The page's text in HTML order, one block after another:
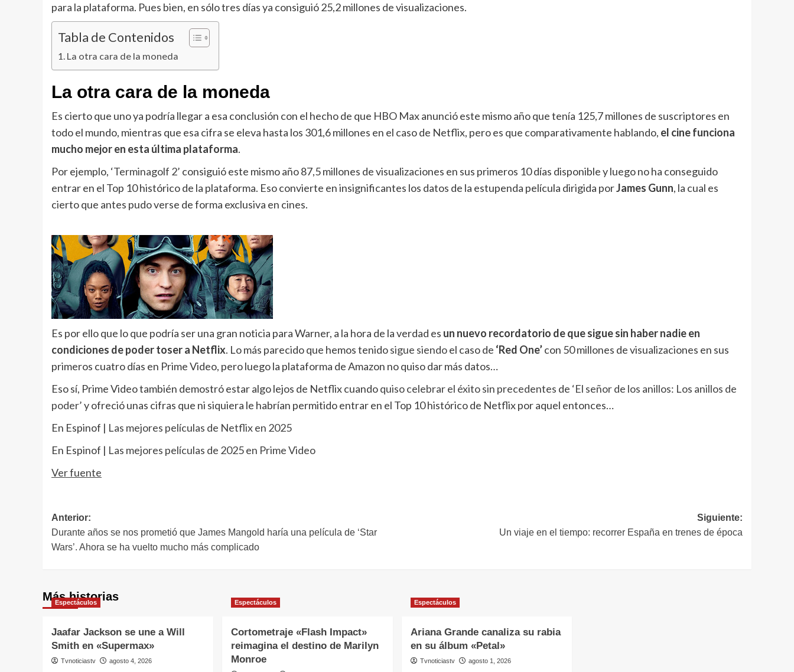
para la plataforma. Pues bien, en sólo tres días ya consiguió 25,2 millones de visualizaciones.
Tabla de Contenidos
La otra cara de la moneda
La otra cara de la moneda
Es cierto que uno ya podría llegar a esa conclusión con el hecho de que HBO Max anunció este mismo año que tenía 125,7 millones de suscriptores en
todo el mundo, mientras que esa cifra se eleva hasta los 301,6 millones en el caso de Netflix, pero es que comparativamente hablando, el cine funciona
mucho mejor en esta última plataforma.
Por ejemplo, ‘Terminagolf 2’ consiguió este mismo año 87,5 millones de visualizaciones en sus primeros 10 días disponible y luego no ha conseguido
entrar en el Top 10 histórico de la plataforma. Eso convierte en insignificantes los datos de la estupenda película dirigida porJames Gunn, la cual es
cierto que antes pudo verse de forma exclusiva en cines.
Es por ello que lo que podría ser una gran noticia para Warner, a la hora de la verdad es un nuevo recordatorio de que sigue sin haber nadie en
condiciones de poder toser a Netflix. Lo más parecido que hemos tenidosigue siendoel caso de ‘Red One’con 50 millones de visualizaciones en sus
primeros cuatro días en Prime Video, pero luego la plataforma de Amazon no quiso dar más datos…
Eso sí, Prime Video también demostró estar algo lejos de Netflix cuandoquiso celebrar el éxito sin precedentes de ‘El señor de los anillos: Los anillos de
poder’y ofreció unas cifras que ni siquiera le habrían permitido entrar en el Top 10 histórico de Netflix por aquel entonces…
En Espinof | Las mejores películas de Netflix en 2025
En Espinof | Las mejores películas de 2025 en Prime Video
Ver fuente
Navegación
de
Anterior:
Durante años se nos prometió que James Mangold haría una película de ‘Star
Wars’. Ahora se ha vuelto mucho más complicado
Siguiente:
Un viaje en el tiempo: recorrer España en trenes de época
Más historias
Espectáculos
Jaafar Jackson se une a Will
Smith en «Supermax»
Tvnoticiastv agosto 4, 2026
Espectáculos
Cortometraje «Flash Impact»
reimagina el destino de Marilyn
Monroe
Espectáculos
Ariana Grande canaliza su rabia
en su álbum «Petal»
Tvnoticiastv agosto 1, 2026